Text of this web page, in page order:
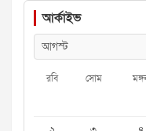
আর্কাইভ
রবি সোম